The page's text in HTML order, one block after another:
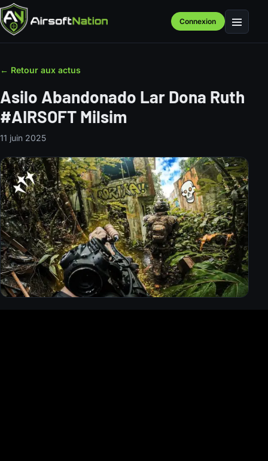
Connexion Menu
← Retour aux actus
Asilo Abandonado Lar Dona Ruth
#AIRSOFT Milsim
11 juin 2025